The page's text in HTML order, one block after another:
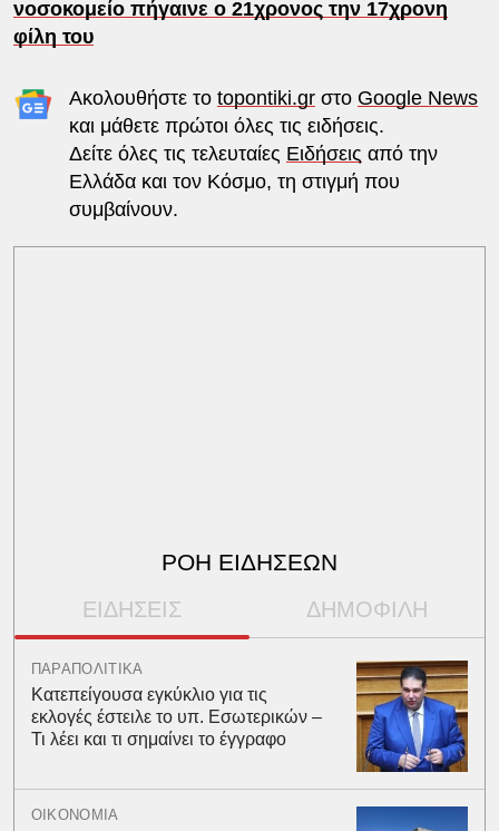
νοσοκομείο πήγαινε ο 21χρονος την 17χρονη
φίλη του
Ακολουθήστε το topontiki.grστο Google News
και μάθετε πρώτοι όλες τις ειδήσεις.
Δείτε όλες τις τελευταίες Ειδήσεις από την
Ελλάδα και τον Κόσμο, τη στιγμή που
συμβαίνουν.
ΡΟΗ ΕΙΔΗΣΕΩΝ
ΕΙΔΗΣΕΙΣ ΔΗΜΟΦΙΛΗ
ΠΑΡΑΠΟΛΙΤΙΚΑ
Κατεπείγουσα εγκύκλιο για τις
εκλογές έστειλε το υπ. Εσωτερικών –
Τι λέει και τι σημαίνει το έγγραφο
ΟΙΚΟΝΟΜΙΑ